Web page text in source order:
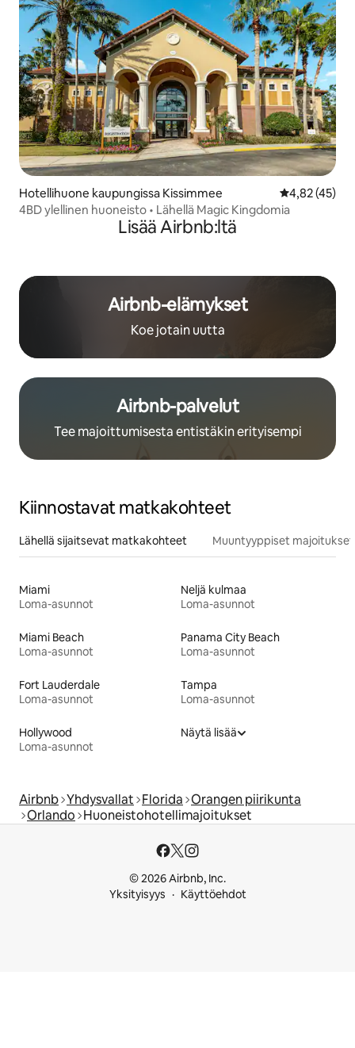
Hotellihuone kaupungissa Kissimmee
4,82 (45)
4BD ylellinen huoneisto • Lähellä Magic Kingdomia
Lisää Airbnb:ltä
Airbnb-elämykset
Koe jotain uutta
Airbnb-palvelut
Tee majoittumisesta entistäkin erityisempi
Kiinnostavat matkakohteet
Lähellä sijaitsevat matkakohteet Muuntyyppiset majoitukset
Miami
Loma-asunnot
Neljä kulmaa
Loma-asunnot
Miami Beach
Loma-asunnot
Panama City Beach
Loma-asunnot
Fort Lauderdale
Loma-asunnot
Tampa
Loma-asunnot
Hollywood
Loma-asunnot
Näytä lisää
Airbnb Yhdysvallat Florida Orangen piirikunta
Orlando Huoneistohotellimajoitukset
© 2026 Airbnb, Inc.
Yksityisyys
Käyttöehdot